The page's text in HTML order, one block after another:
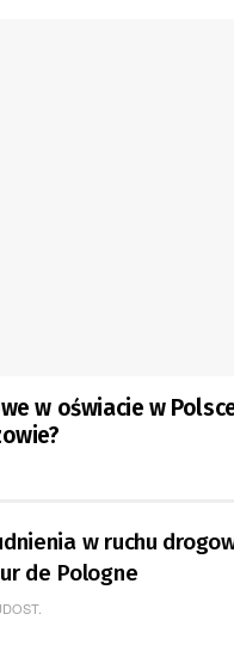
w oświacie w
w ruchu
de Pologne